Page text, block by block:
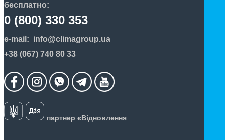
бесплатно:
0 (800) 330 353
e-mail: info@climagroup.ua
+38 (067) 740 80 33
партнер єВідновлення